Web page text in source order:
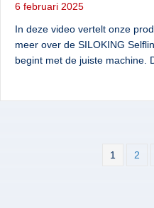
6 februari 2025
In deze video vertelt onze
meer over de SILOKING
begint met de juiste machine.
1 2